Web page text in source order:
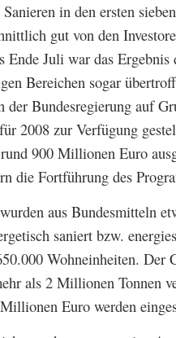
in den ersten
gut von den
Ende Juli war das Ergebnis
Bereichen sogar
der Bundesregierung auf
2008 zur Verfügung
900 Millionen Euro
die Fortführung des
aus Bundesmitteln
saniert bzw.
Wohneinheiten. Der
als 2 Millionen Tonnen
Euro werden